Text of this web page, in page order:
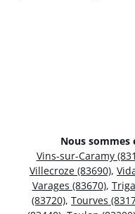
Nous sommes
Vins-sur-Caramy
Villecroze (83690),
Varages (83670),
(83720), Tourves